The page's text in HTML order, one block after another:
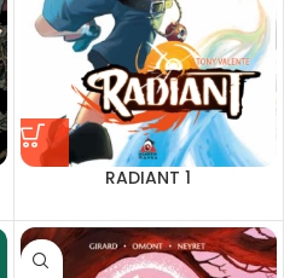
RADIANT 1